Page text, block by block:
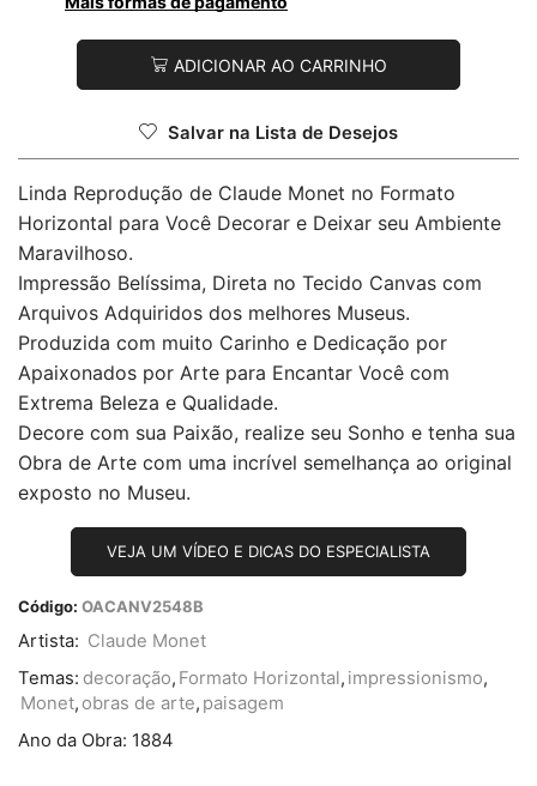
ADICIONAR AO CARRINHO
Salvar na Lista de Desejos
Linda Reprodução de Claude Monet no Formato
Horizontal para Você Decorar e Deixar seu Ambiente
Maravilhoso.
Impressão Belíssima, Direta no Tecido Canvas com
Arquivos Adquiridos dos melhores Museus.
Produzida com muito Carinho e Dedicação por
Apaixonados por Arte para Encantar Você com
Extrema Beleza e Qualidade.
Decore com sua Paixão, realize seu Sonho e tenha sua
Obra de Arte com uma incrível semelhança ao original
exposto no Museu.
VEJA UM VÍDEO E DICAS DO ESPECIALISTA
Código: OACANV2548B
Artista: Claude Monet
Temas: decoração, Formato Horizontal, impressionismo,
Monet, obras de arte, paisagem
Ano da Obra: 1884